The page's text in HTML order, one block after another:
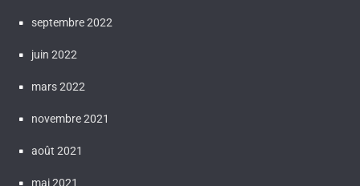
septembre 2022
juin 2022
mars 2022
novembre 2021
août 2021
mai 2021